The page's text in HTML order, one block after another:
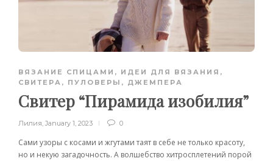
ВЯЗАНИЕ СПИЦАМИ , ИДЕИ ДЛЯ ВЯЗАНИЯ ,
СВИТЕРА, ПУЛОВЕРЫ, ДЖЕМПЕРА
Свитер “Пирамида изобилия”
Лилия, January 1, 2023 0
Сами узоры с косами и жгутами таят в себе не только красоту,
но и некую загадочность. А волшебство хитросплетений порой